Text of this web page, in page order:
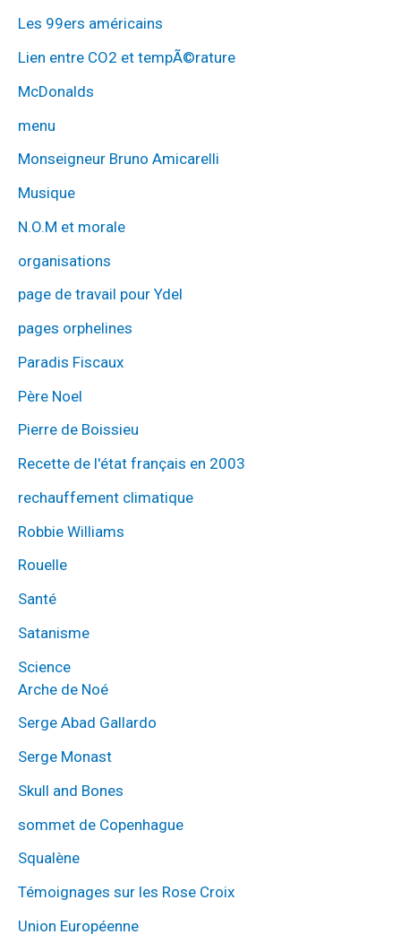
Les 99ers américains
Lien entre CO2 et tempÃ©rature
McDonalds
menu
Monseigneur Bruno Amicarelli
Musique
N.O.M et morale
organisations
page de travail pour Ydel
pages orphelines
Paradis Fiscaux
Père Noel
Pierre de Boissieu
Recette de l'état français en 2003
rechauffement climatique
Robbie Williams
Rouelle
Santé
Satanisme
Science
Arche de Noé
Serge Abad Gallardo
Serge Monast
Skull and Bones
sommet de Copenhague
Squalène
Témoignages sur les Rose Croix
Union Européenne